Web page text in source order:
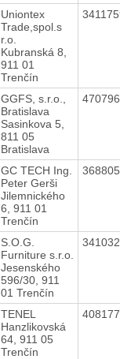
Uniontex
Trade,spol.s
r.o.
Kubranská 8,
911 01
Trenčín
GGFS, s.r.o.,
Bratislava
Sasinkova 5,
811 05
Bratislava
GC TECH Ing.
Peter Gerši
Jilemnického
6, 911 01
Trenčín
S.O.G.
Furniture s.r.o.
Jesenského
596/30, 911
01 Trenčín
TENEL
Hanzlikovská
64, 911 05
Trenčín